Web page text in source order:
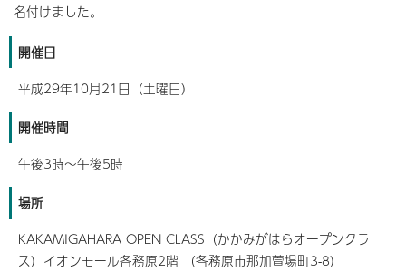
名付けました。
開催日
平成29年10月21日（土曜日）
開催時間
午後3時～午後5時
場所
KAKAMIGAHARA OPEN CLASS（かかみがはらオープンクラ
ス）イオンモール各務原2階 （各務原市那加萱場町3-8）